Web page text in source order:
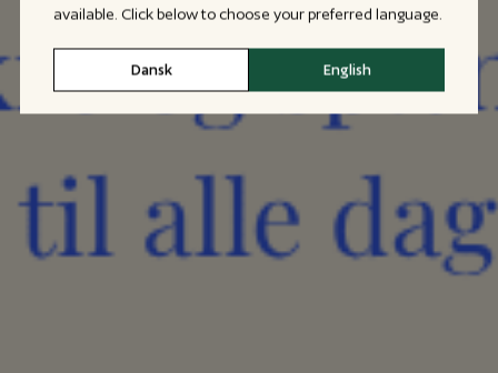
available. Click below to choose your preferred language.
Dansk English